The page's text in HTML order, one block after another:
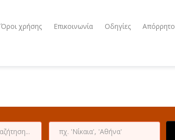
Όροι χρήσης Επικοινωνία Οδηγίες Απόρρητο